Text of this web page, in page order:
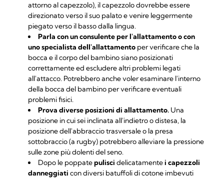
attorno al capezzolo), il capezzolo dovrebbe essere
direzionato verso il suo palato e venire leggermente
piegato verso il basso dalla lingua.
Parla con un consulente per l'allattamento o con
uno specialista dell'allattamento per verificare che la
bocca e il corpo del bambino siano posizionati
correttamente ed escludere altri problemi legati
all'attacco. Potrebbero anche voler esaminare l'interno
della bocca del bambino per verificare eventuali
problemi fisici.
Prova diverse posizioni di allattamento. Una
posizione in cui sei inclinata all'indietro o distesa, la
posizione dell'abbraccio trasversale o la presa
sottobraccio (a rugby) potrebbero alleviare la pressione
sulle zone più dolenti del seno.
Dopo le poppatepulisci delicatamentei capezzoli
danneggiati con diversi batuffoli di cotone imbevuti